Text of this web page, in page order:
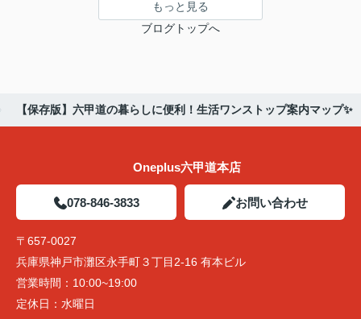
もっと見る
ブログトップへ
【保存版】六甲道の暮らしに便利！生活ワンストップ案内マップ✨
Oneplus六甲道本店
078-846-3833 お問い合わせ
〒657-0027
兵庫県神戸市灘区永手町３丁目2-16 有本ビル
営業時間： 10:00~19:00
定休日： 水曜日